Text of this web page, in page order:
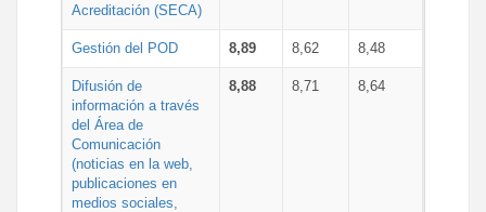
Acreditación (SECA)
Gestión del POD 8,89 8,62 8,48
Difusión de
información a través
del Área de
Comunicación
(noticias en la web,
publicaciones en
medios sociales,
8,88 8,71 8,64